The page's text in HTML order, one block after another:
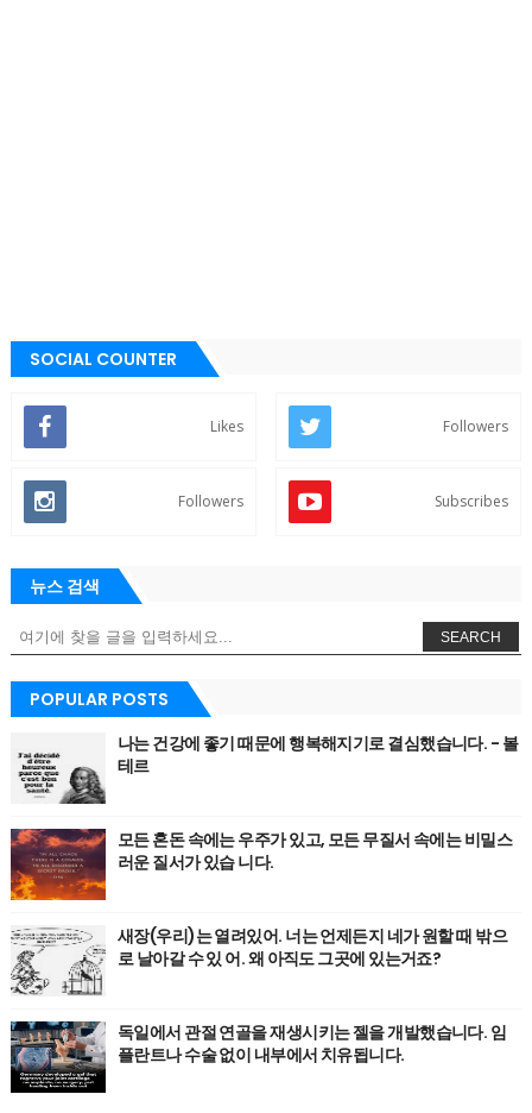
SOCIAL COUNTER
Likes Followers
Followers Subscribes
뉴스 검색
SEARCH
POPULAR POSTS
나는 건강에 좋기 때문에 행복해지기로 결심했습니다. - 볼
테르
모든 혼돈 속에는 우주가 있고, 모든 무질서 속에는 비밀스
러운 질서가 있습 니다.
새장(우리)는 열려있어. 너는 언제든지 네가 원할 때 밖으
로 날아갈 수 있 어. 왜 아직도 그곳에 있는거죠?
독일에서 관절 연골을 재생시키는 젤을 개발했습니다. 임
플란트나 수술 없이 내부에서 치유됩니다.